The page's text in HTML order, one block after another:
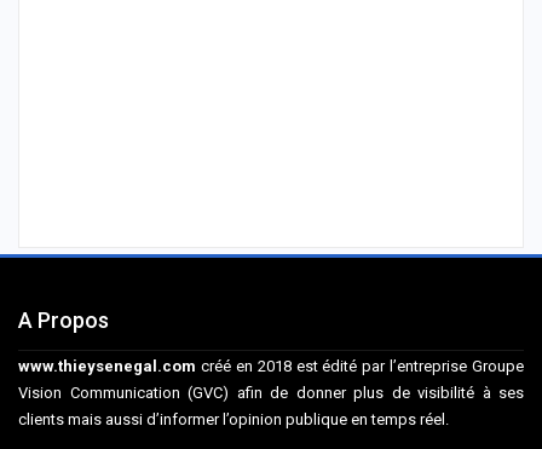
A Propos
www.thieysenegal.com créé en 2018 est édité par l’entreprise Groupe
Vision Communication (GVC) afin de donner plus de visibilité à ses
clients mais aussi d’informer l’opinion publique en temps réel.